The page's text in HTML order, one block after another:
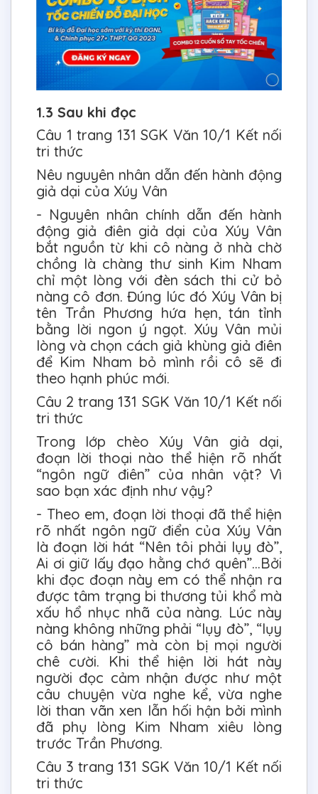
1.3 Sau khi đọc
Câu 1 trang 131 SGK Văn 10/1 Kết nối
tri thức
Nêu nguyên nhân dẫn đến hành động
giả dại của Xúy Vân
- Nguyên nhân chính dẫn đến hành
động giả điên giả dại của Xúy Vân
bắt nguồn từ khi cô nàng ở nhà chờ
chồng là chàng thư sinh Kim Nham
chỉ một lòng với đèn sách thi cử bỏ
nàng cô đơn. Đúng lúc đó Xúy Vân bị
tên Trần Phương hứa hẹn, tán tỉnh
bằng lời ngon ý ngọt. Xúy Vân mủi
lòng và chọn cách giả khùng giả điên
để Kim Nham bỏ mình rồi cô sẽ đi
theo hạnh phúc mới.
Câu 2 trang 131 SGK Văn 10/1 Kết nối
tri thức
Trong lớp chèo Xúy Vân giả dại,
đoạn lời thoại nào thể hiện rõ nhất
“ngôn ngữ điên” của nhân vật? Vì
sao bạn xác định như vậy?
- Theo em, đoạn lời thoại đã thể hiện
rõ nhất ngôn ngữ điển của Xúy Vân
là đoạn lời hát “Nên tôi phải lụy đò”,
Ai ơi giữ lấy đạo hằng chớ quên”...Bởi
khi đọc đoạn này em có thể nhận ra
được tâm trạng bi thương tủi khổ mà
xấu hổ nhục nhã của nàng. Lúc này
nàng không những phải “lụy đò”, “lụy
cô bán hàng” mà còn bị mọi người
chê cười. Khi thể hiện lời hát này
người đọc cảm nhận được như một
câu chuyện vừa nghe kể, vừa nghe
lời than vãn xen lẫn hối hận bởi mình
đã phụ lòng Kim Nham xiêu lòng
trước Trần Phương.
Câu 3 trang 131 SGK Văn 10/1 Kết nối
tri thức